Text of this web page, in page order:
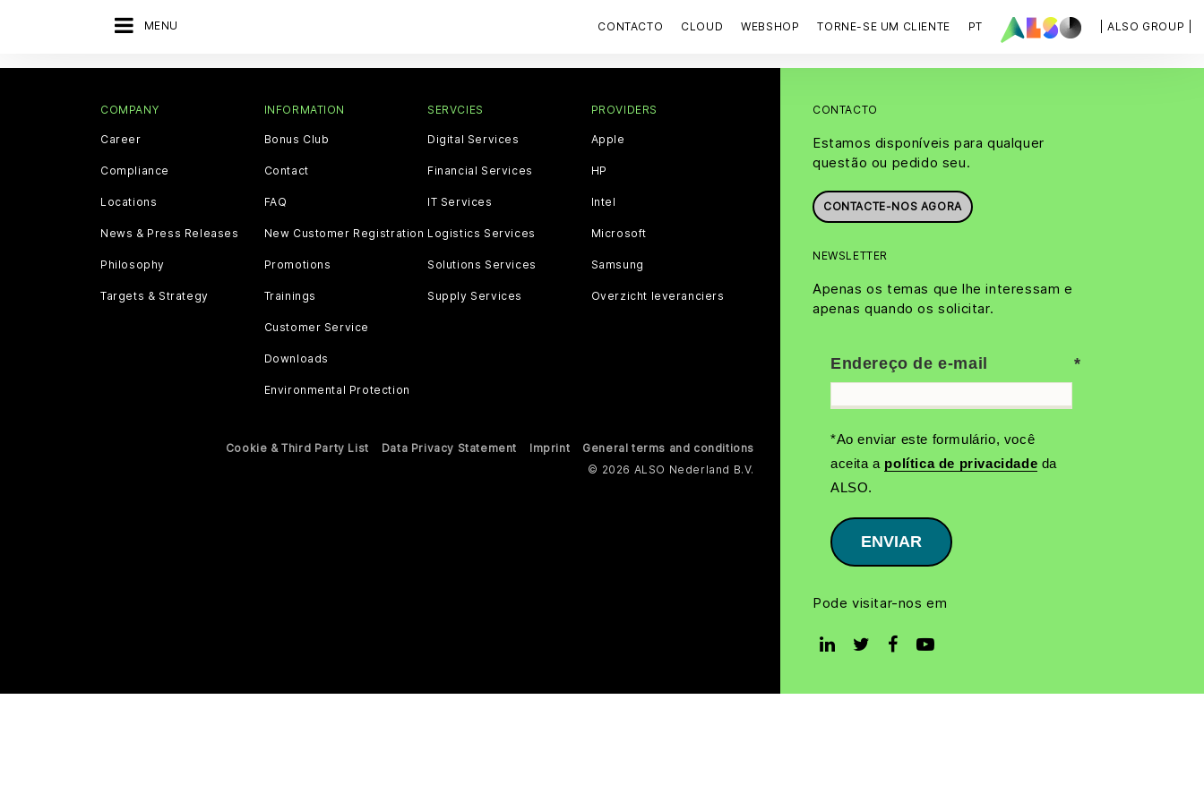
MENU | ALSO GROUP |
CONTACTO CLOUD WEBSHOP TORNE-SE UM CLIENTE PT
CONTACTO
Estamos disponíveis para qualquer
questão ou pedido seu.
CONTACTE-NOS AGORA
NEWSLETTER
Apenas os temas que lhe interessam e
apenas quando os solicitar.
Endereço de e-mail
*Ao enviar este formulário, você
aceita a política de privacidade da
ALSO.
ENVIAR
Pode visitar-nos em
COMPANY
Career
Compliance
Locations
News & Press Releases
Philosophy
Targets & Strategy
INFORMATION
Bonus Club
Contact
FAQ
New Customer Registration
Promotions
Trainings
Customer Service
Downloads
Environmental Protection
SERVCIES
Digital Services
Financial Services
IT Services
Logistics Services
Solutions Services
Supply Services
PROVIDERS
Apple
HP
Intel
Microsoft
Samsung
Overzicht leveranciers
Cookie & Third Party List Data Privacy Statement Imprint
General terms and conditions
© 2026 ALSO Nederland B.V.